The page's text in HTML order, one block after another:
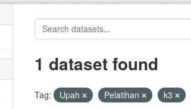
1 dataset found
Tag: Upah Pelatihan k3